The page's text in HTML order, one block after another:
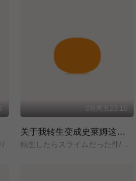
/
09|周五23:10
关于我转生变成史莱姆这档事 第四季
転生したらスライムだった件/第4期/